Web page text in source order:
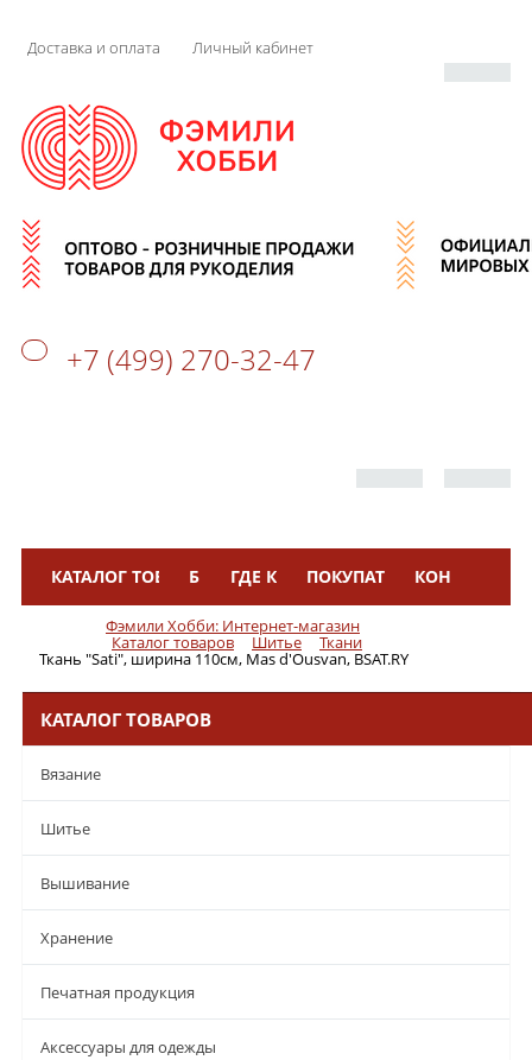
Доставка и оплата Личный кабинет
+7 (499) 270-32-47
КАТАЛОГ ТОВАРОВБРЕНДЫГДЕ КУПИТЬПОКУПАТЕЛЯМКОНТАКТЫ
Фэмили Хобби: Интернет-магазин
Каталог товаров Шитье Ткани
Ткань "Sati", ширина 110см, Mas d'Ousvan, BSAT.RY
КАТАЛОГ ТОВАРОВ
Вязание
Шитье
Вышивание
Хранение
Печатная продукция
Аксессуары для одежды